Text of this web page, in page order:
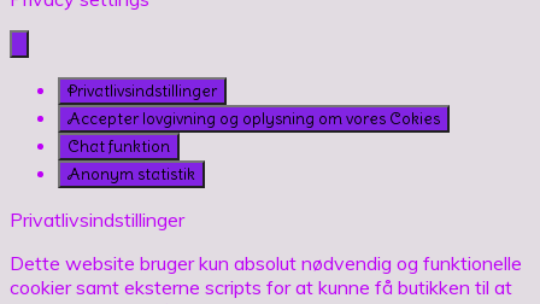
Privatlivsindstillinger
Accepter lovgivning og oplysning om vores Cokies
Chat funktion
Anonym statistik
Privatlivsindstillinger
Dette website bruger kun absolut nødvendig og funktionelle
cookier samt eksterne scripts for at kunne få butikken til at